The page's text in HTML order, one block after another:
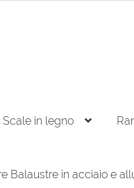
Scale in legno
Balaustre in acciaio e